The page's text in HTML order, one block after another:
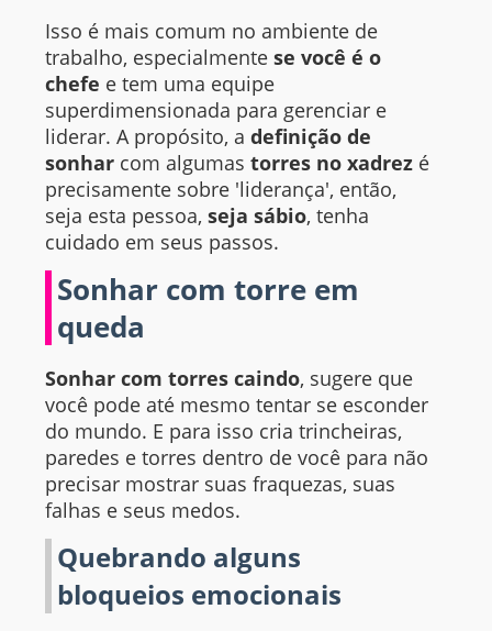
Isso é mais comum no ambiente de
trabalho, especialmentese você é o
chefe e tem uma equipe
superdimensionada para gerenciar e
liderar. A propósito, adefinição de
sonhar com algumastorres no xadrez é
precisamente sobre 'liderança', então,
seja esta pessoa,seja sábio, tenha
cuidado em seus passos.
Sonhar com torre em
queda
Sonhar com torres caindo, sugere que
você pode até mesmo tentar se esconder
do mundo. E para isso cria trincheiras,
paredes e torres dentro de você para não
precisar mostrar suas fraquezas, suas
falhas e seus medos.
Quebrando alguns
bloqueios emocionais